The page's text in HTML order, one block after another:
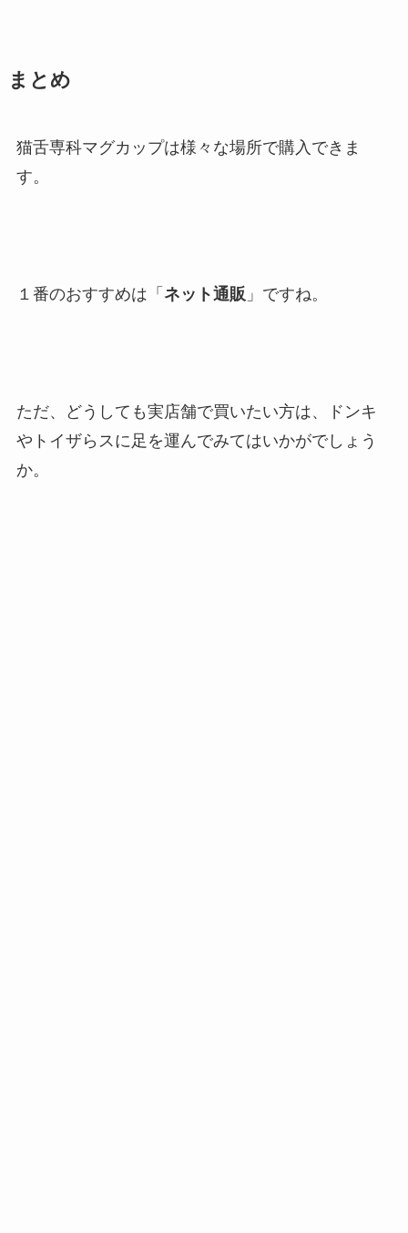
まとめ
猫舌専科マグカップは様々な場所で購入できま
す。
１番のおすすめは「 ネット通販 」ですね。
ただ、どうしても実店舗で買いたい方は、ドンキ
やトイザらスに足を運んでみてはいかがでしょう
か。